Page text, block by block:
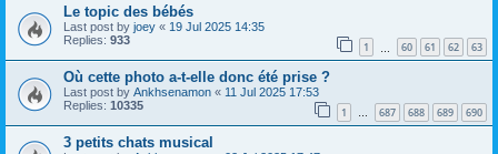
Le topic des bébés
Last post by joey « 19 Jul 2025 14:35
Replies: 933 1 60 61 62 63
Où cette photo a-t-elle donc été prise ?
Last post by Ankhsenamon « 11 Jul 2025 17:53
Replies: 10335 1 … 687 688 689 690
3 petits chats musical